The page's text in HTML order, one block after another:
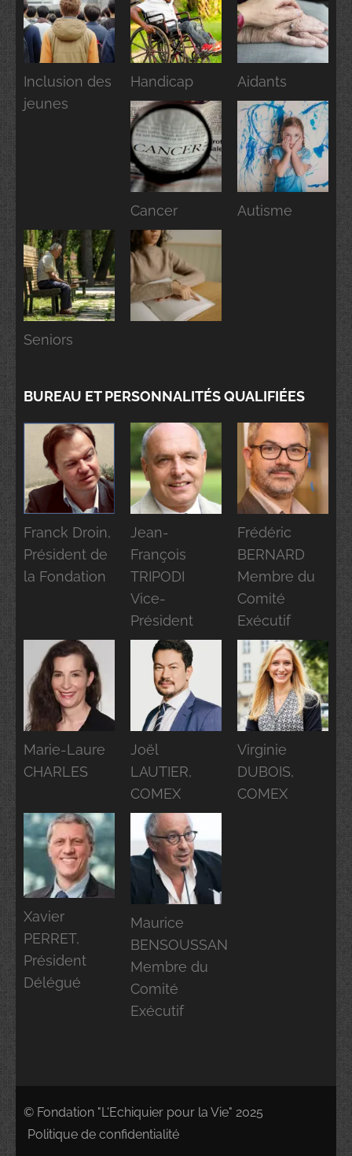
Inclusion des
jeunes
Handicap Aidants
Cancer Autisme
Seniors
BUREAU ET PERSONNALITÉS QUALIFIÉES
Franck Droin,
Président de
la Fondation
Jean-
François
TRIPODI
Vice-
Président
Frédéric
BERNARD
Membre du
Comité
Exécutif
Marie-Laure
CHARLES
Joël
LAUTIER,
COMEX
Virginie
DUBOIS,
COMEX
Xavier
PERRET,
Président
Délégué
Maurice
BENSOUSSAN
Membre du
Comité
Exécutif
© Fondation "L'Echiquier pour la Vie" 2025
Politique de confidentialité